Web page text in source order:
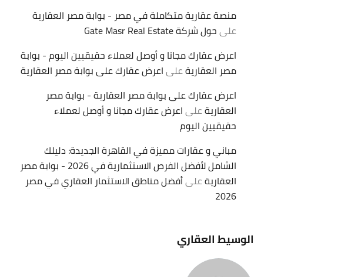
منصة عقارية متكاملة في مصر - بوابة مصر العقارية
علىحول شركة Gate Masr Real Estate
اعرض عقارك مجانا و أوصل لعملاء حقيقيين اليوم - بوابة
مصر العقاريةعلىاعرض عقارك على بوابة مصر العقارية
اعرض عقارك على بوابة مصر العقارية - بوابة مصر
العقاريةعلىاعرض عقارك مجانا و أوصل لعملاء
حقيقيين اليوم
مباني و عقارات مميزة في القاهرة الجديدة: دليلك
الشامل لأفضل الفرص الاستثمارية في 2026 - بوابة مصر
العقاريةعلىأفضل مناطق الاستثمار العقاري في مصر
2026
الوسيط العقاري